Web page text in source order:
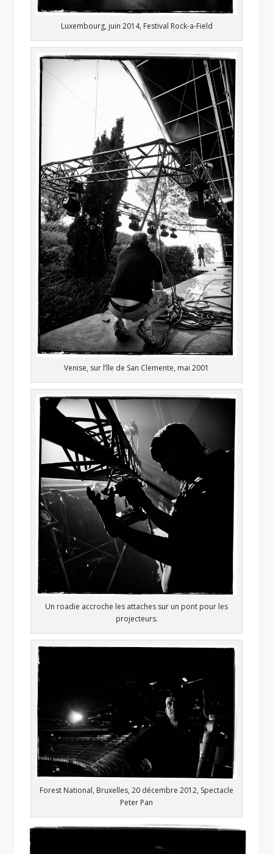
Luxembourg, juin 2014, Festival Rock-a-Field
Venise, sur l’île de San Clemente, mai 2001
Un roadie accroche les attaches sur un pont pour les
projecteurs.
Forest National, Bruxelles, 20 décembre 2012, Spectacle
Peter Pan